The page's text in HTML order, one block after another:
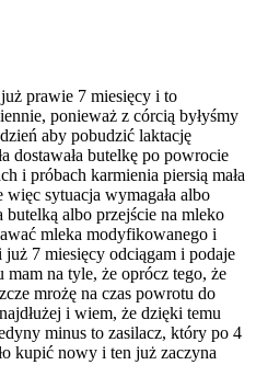
prawie 7 miesięcy i to
ponieważ z córcią byłyśmy
aby pobudzić laktację
dostawała butelkę po powrocie
i próbach karmienia piersią mała
więc sytuacja wymagała albo
albo przejście na mleko
mleka modyfikowanego i
już 7 miesięcy odciągam i podaje
na tyle, że oprócz tego, że
mrożę na czas powrotu do
i wiem, że dzięki temu
minus to zasilacz, który po 4
kupić nowy i ten już zaczyna